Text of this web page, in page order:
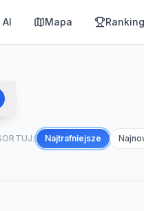
Mapa
Najtrafniejsze